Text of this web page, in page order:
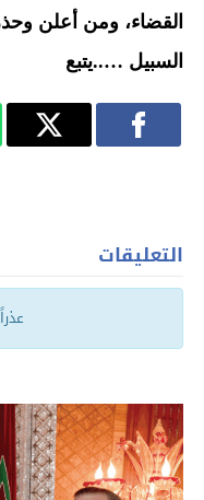
القضاء، ومن أعلن
السبيل …..يتبع
التعليقات